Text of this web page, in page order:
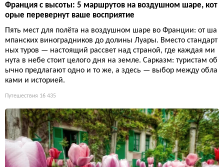
Франция с высоты: 5 маршрутов на воздушном шаре, кот
орые перевернут ваше восприятие
Пять мест для полёта на воздушном шаре во Франции: от ша
мпанских виноградников до долины Луары. Вместо стандарт
ных туров — настоящий рассвет над страной, где каждая ми
нута в небе стоит целого дня на земле. Сарказм: туристам об
ычно предлагают одно и то же, а здесь — выбор между обла
ками и историей.
Путешествия 16 435